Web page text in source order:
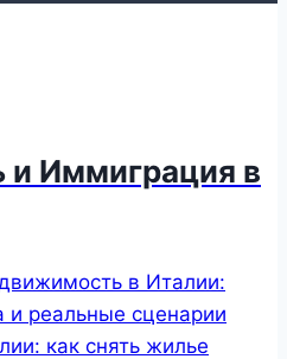
Иммиграция в
в Италии:
и реальные сценарии
как снять жилье